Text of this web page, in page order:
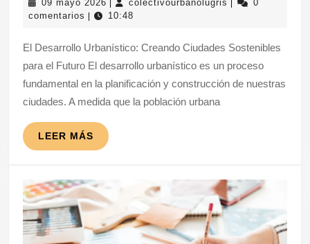
del
09 mayo 2026
mayo
colectivourbanolugris
0
comentarios
10:48
El Desarrollo Urbanístico: Creando Ciudades Sostenibles
para el Futuro El desarrollo urbanístico es un proceso
fundamental en la planificación y construcción de nuestras
ciudades. A medida que la población urbana
LEER MÁS LEER
MÁS